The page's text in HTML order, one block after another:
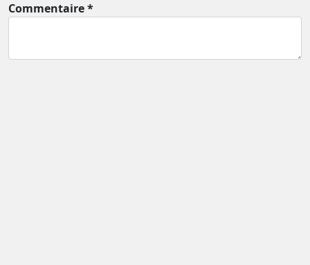
Commentaire *